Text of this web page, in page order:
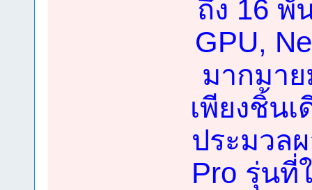
ถึง 16 พั
GPU,
มากมา
เพียงชิ้น
ประมวล
Pro รุ่นที่